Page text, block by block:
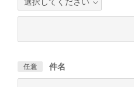
任意 件名